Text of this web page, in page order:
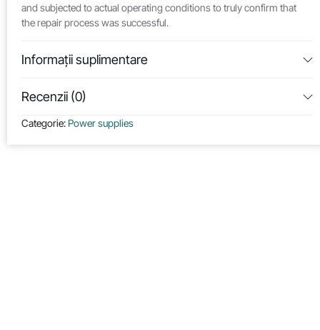
and subjected to actual operating conditions to truly confirm that
the repair process was successful.
Informații suplimentare
Recenzii (0)
Categorie: Power supplies